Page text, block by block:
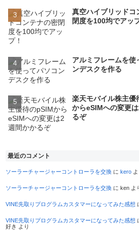
真空ハイブリッドコ
閉度を100均でアッ
アルミフレームを使
ンデスクを作る
楽天モバイル株主優
からeSIMへの変更
るぞ
最近のコメント
ソーラーチャージャーコントローラを交換 に kero
ソーラーチャージャーコントローラを交換 に ken よ
VINE先取りプログラムカスタマーになってみた感想
VINE先取りプログラムカスタマーになってみた感想
好き より